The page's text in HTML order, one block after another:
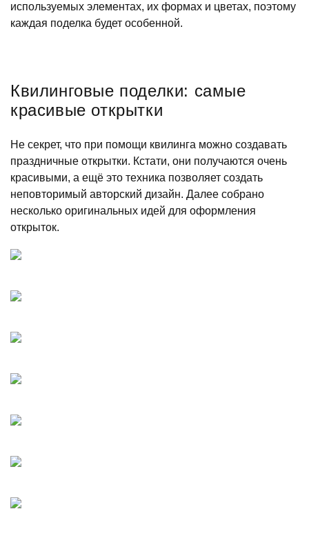
используемых элементах, их формах и цветах, поэтому
каждая поделка будет особенной.
Квилинговые поделки: самые
красивые открытки
Не секрет, что при помощи квилинга можно создавать
праздничные открытки. Кстати, они получаются очень
красивыми, а ещё это техника позволяет создать
неповторимый авторский дизайн. Далее собрано
несколько оригинальных идей для оформления
открыток.